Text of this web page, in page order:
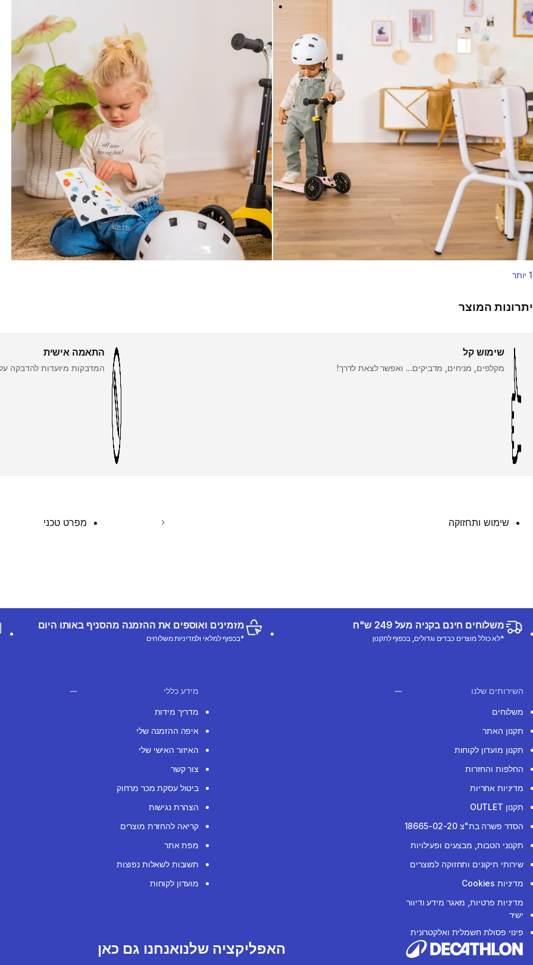
1 יותר
יתרונות המוצר
שימוש קל
מקלפים, מניחים, מדביקים... ואפשר לצאת לדרך!
התאמה אישית
המדבקות מיועדות להדבקה
שימוש ותחזוקה מפרט טכני
משלוחים חינם בקניה מעל 249 ש"ח
*לא כולל מוצרים כבדים וגדולים, בכפוף לתקנון
מזמינים ואוספים את ההזמנה מהסניף באותו היום
*בכפוף למלאי ולמדיניות משלוחים
השירותים שלנו
משלוחים
תקנון האתר
תקנון מועדון לקוחות
החלפות והחזרות
מדיניות אחריות
תקנון OUTLET
הסדר פשרה בת"צ 18665-02-20
תקנוני הטבות, מבצעים ופעילויות
שירותי תיקונים ותחזוקה למוצרים
מדיניות Cookies
מדיניות פרטיות, מאגר מידע ודיוור
ישיר
פינוי פסולת חשמלית ואלקטרונית
מידע כללי
מדריך מידות
איפה ההזמנה שלי
האיזור האישי שלי
צור קשר
ביטול עסקת מכר מרחוק
הצהרת נגישות
קריאה להחזרת מוצרים
מפת אתר
תשובות לשאלות נפוצות
מועדון לקוחות
האפליקציה שלנואנחנו גם כאן